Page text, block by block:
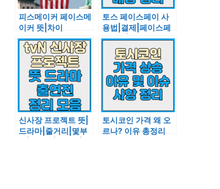
피스메이커 페이스메
이커 뜻|차이
토스 페이스페이 사
용법|결제|페이스페
이신청|매장
신사장 프로젝트 뜻|
드라마|줄거리|몇부
토시코인 가격 왜 오
르나? 이유 총정리